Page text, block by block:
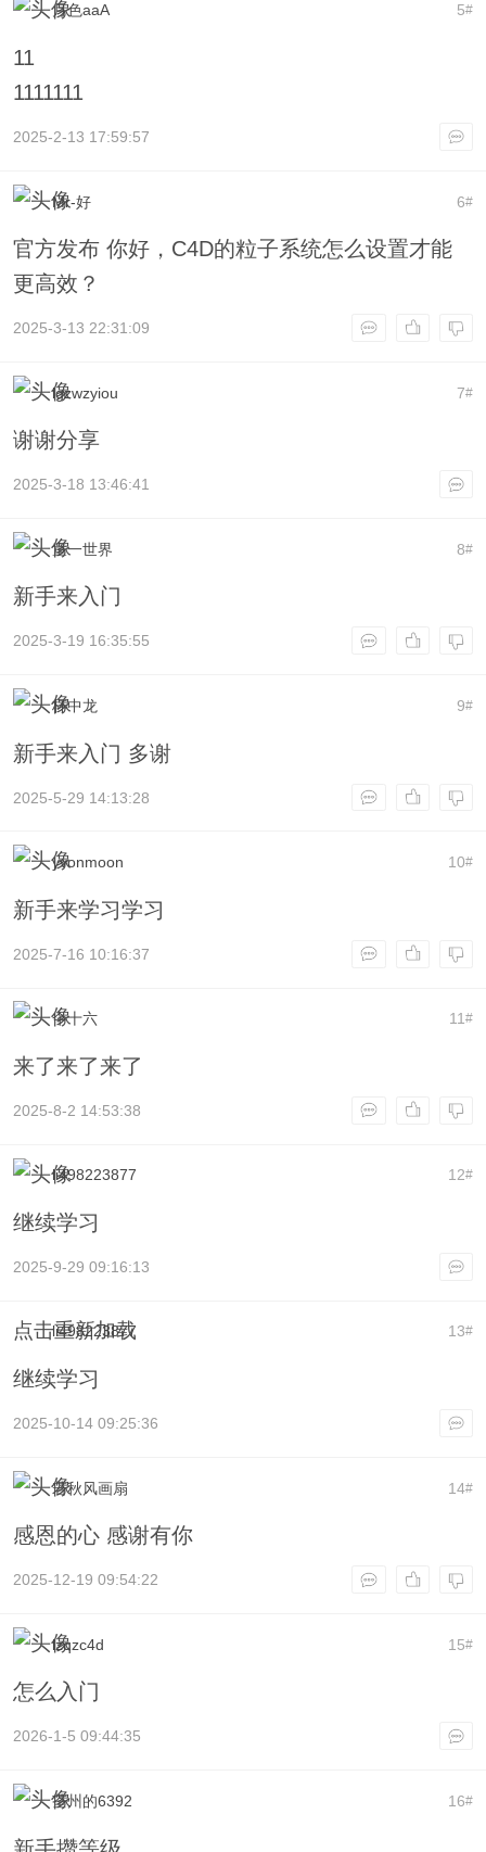
5#
月色aaA
11
1111111
2025-2-13 17:59:57
6#
Mr-好
官方发布 你好，C4D的粒子系统怎么设置才能
更高效？
2025-3-13 22:31:09
7#
lgzwzyiou
谢谢分享
2025-3-18 13:46:41
8#
童一世界
新手来入门
2025-3-19 16:35:55
9#
杯中龙
新手来入门 多谢
2025-5-29 14:13:28
10#
yvonmoon
新手来学习学习
2025-7-16 10:16:37
11#
仐十六
来了来了来了
2025-8-2 14:53:38
12#
li498223877
继续学习
2025-9-29 09:16:13
点击重新加载 13#
li498223877
继续学习
2025-10-14 09:25:36
14#
若秋风画扇
感恩的心 感谢有你
2025-12-19 09:54:22
15#
lzqzc4d
怎么入门
2026-1-5 09:44:35
16#
荃州的6392